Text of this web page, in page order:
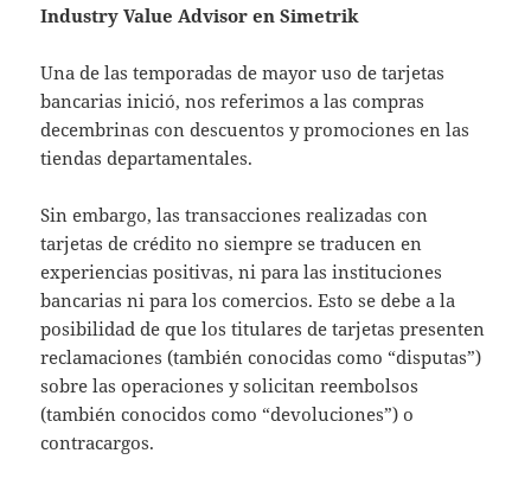
Industry Value Advisor en Simetrik
Una de las temporadas de mayor uso de tarjetas
bancarias inició, nos referimos a las compras
decembrinas con descuentos y promociones en las
tiendas departamentales.
Sin embargo, las transacciones realizadas con
tarjetas de crédito no siempre se traducen en
experiencias positivas, ni para las instituciones
bancarias ni para los comercios. Esto se debe a la
posibilidad de que los titulares de tarjetas presenten
reclamaciones (también conocidas como “disputas”)
sobre las operaciones y solicitan reembolsos
(también conocidos como “devoluciones”) o
contracargos.